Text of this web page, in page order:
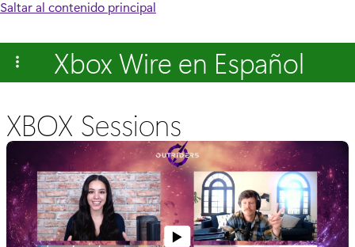
Saltar al contenido principal
Xbox Wire en Español
XBOX Sessions